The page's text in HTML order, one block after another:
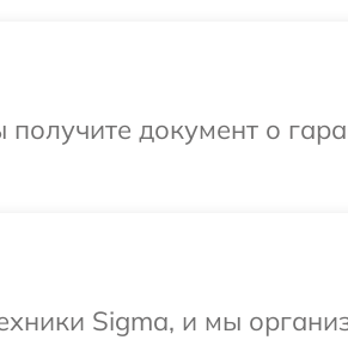
документ о
Sigma, и мы